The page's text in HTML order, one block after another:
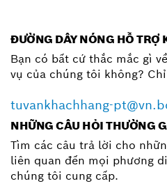
ĐƯỜNG DÂY NÓNG HỖ TRỢ
Bạn có bất cứ thắc mắc gì
vụ của chúng tôi không?
tuvankhachhang-
NHỮNG CÂU HỎI THƯỜNG
Tìm các câu trả lời cho
liên quan đến mọi phương
chúng tôi cung cấp.